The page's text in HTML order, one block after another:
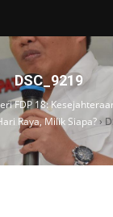
DSC_9219
FDP 18:
Raya, Milik Siapa?›